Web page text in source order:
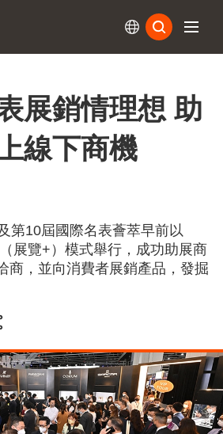
展銷情理想 助
線下商機
第10屆國際名表薈萃早前以
展覽+）模式舉行，成功助展商
商，並向消費者展銷產品，發掘